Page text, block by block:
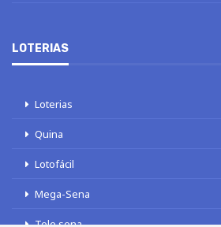
LOTERIAS
Loterias
Quina
Lotofácil
Mega-Sena
Tele sena